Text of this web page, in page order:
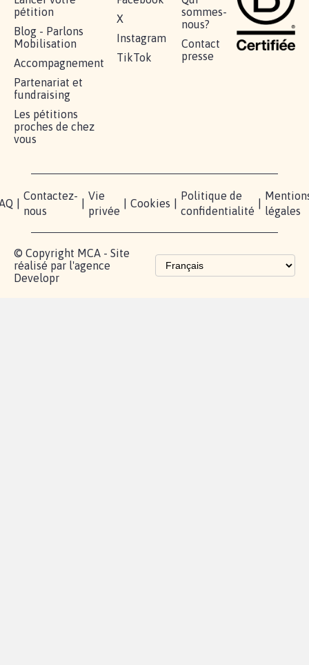
pétition
Blog - Parlons
Mobilisation
Accompagnement
Partenariat et
fundraising
Les pétitions
proches de chez
vous
X
Instagram
TikTok
sommes-
nous?
Contact
presse
Contactez-
nous
Vie
privée
Cookies
Politique de
confidentialité
légales
© Copyright MCA - Site
réalisé par l'agence
Developr